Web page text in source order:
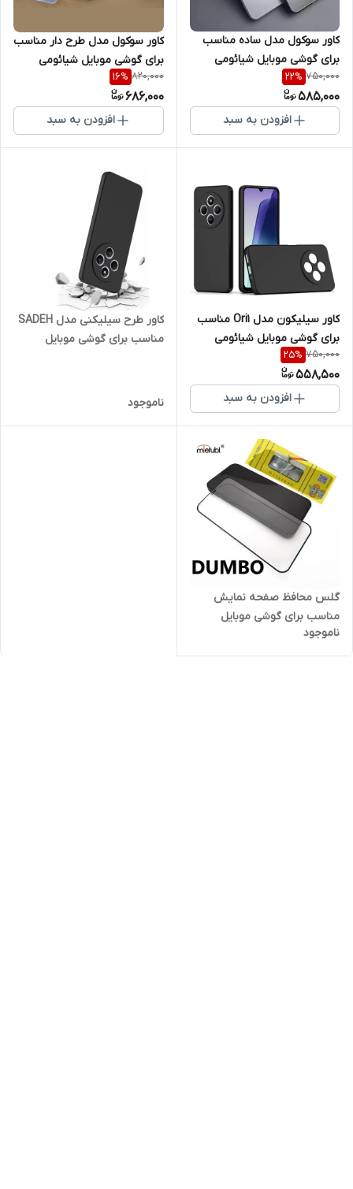
کاور سوکول مدل ساده مناسب
برای گوشی موبایل شیائومی
Redmi 14C
750,000
22%
585,000
افزودن به سبد
کاور سوکول مدل طرح دار مناسب
برای گوشی موبایل شیائومی
Redmi 14c
820,000
16%
686,000
افزودن به سبد
کاور سیلیکون مدل Ori1 مناسب
برای گوشی موبایل شیائومی
Redmi 14c
750,000
25%
558,500
افزودن به سبد
کاور طرح سیلیکنی مدل SADEH
مناسب برای گوشی موبایل
ناموجود
گلس محافظ صفحه نمایش
مناسب برای گوشی موبایل
شیائومی Redmi 14c
ناموجود